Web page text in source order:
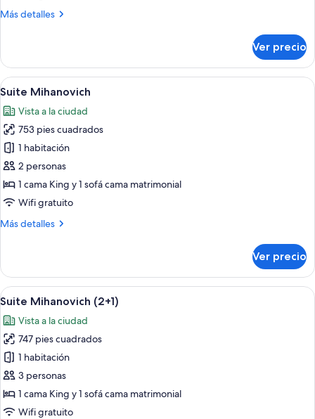
Más detalles
Más
Lucia
Suite
(2+1)
Ver precio
Abrir
todas
las
fotos
de
Suite
Mihanovich
Un comedor con una mesa redonda
15
Suite Mihanovich
Vista a la ciudad
753 pies cuadrados
1 habitación
2 personas
1 cama King y 1 sofá cama matrimonial
Wifi gratuito
Más detalles
Más
Mihanovich
Ver precio
Abrir
todas
las
fotos
de
Suite
Mihanovich
(2+1)
Un comedor con una mesa redonda
15
Suite Mihanovich (2+1)
Vista a la ciudad
747 pies cuadrados
1 habitación
3 personas
1 cama King y 1 sofá cama matrimonial
Wifi gratuito